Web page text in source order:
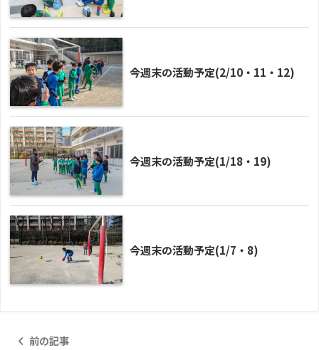
今週末の活動予定(2/10・11・12)
今週末の活動予定(1/18・19)
今週末の活動予定(1/7・8)
前の記事